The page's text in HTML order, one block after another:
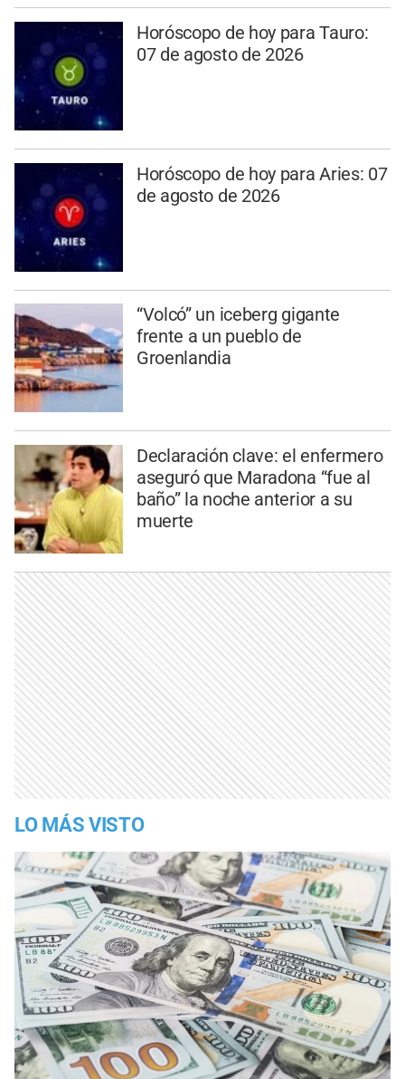
Horóscopo de hoy para Tauro:
07 de agosto de 2026
Horóscopo de hoy para Aries: 07
de agosto de 2026
“Volcó” un iceberg gigante
frente a un pueblo de
Groenlandia
Declaración clave: el enfermero
aseguró que Maradona “fue al
baño” la noche anterior a su
muerte
LO MÁS VISTO